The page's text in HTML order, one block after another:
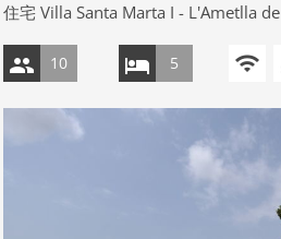
住宅 Villa Santa Marta I - L'Ametlla
10 5